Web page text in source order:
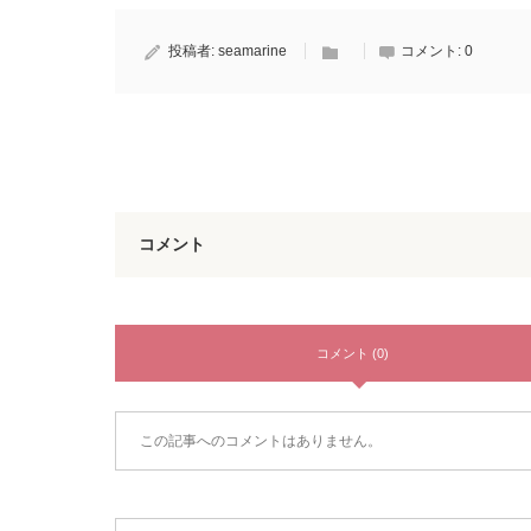
投稿者: seamarine コメント: 0
コメント
コメント (0)
この記事へのコメントはありません。